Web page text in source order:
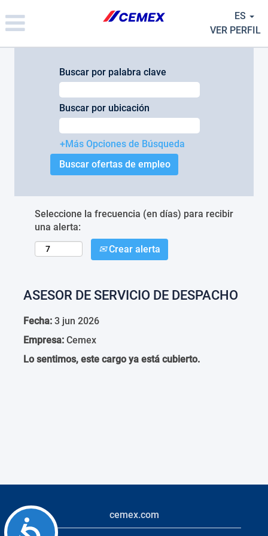
note:
This
Accessibility
ES
VER PERFIL
Buscar por palabra clave
Buscar por ubicación
+Más Opciones de Búsqueda
Seleccione la frecuencia (en días) para recibir
una alerta:
Crear alerta
ASESOR DE SERVICIO DE DESPACHO
Fecha: 3 jun 2026
Empresa: Cemex
Lo sentimos, este cargo ya está cubierto.
cemex.com